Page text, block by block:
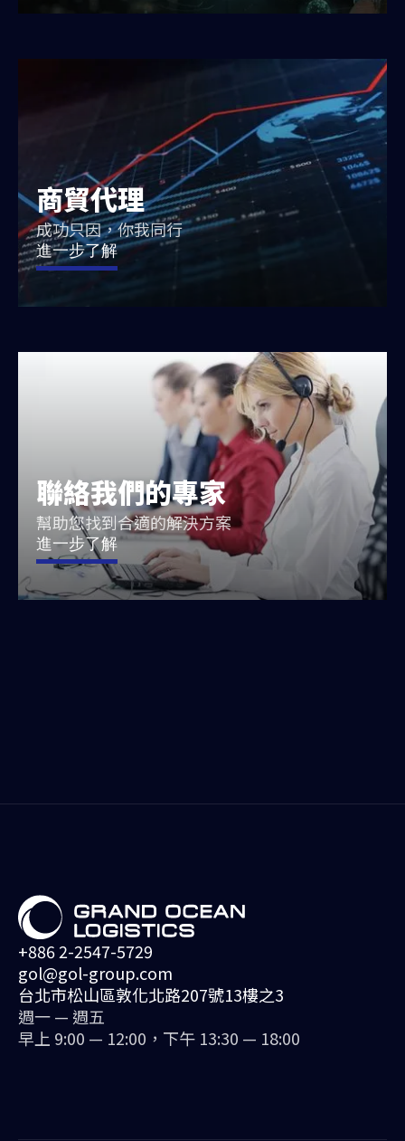
商貿代理
成功只因，你我同行
進一步了解
聯絡我們的專家
幫助您找到合適的解決方案
進一步了解
+886 2-2547-5729
gol@gol-group.com
台北市松山區敦化北路207號13樓之3
週一 — 週五
早上 9:00 — 12:00，下午 13:30 — 18:00